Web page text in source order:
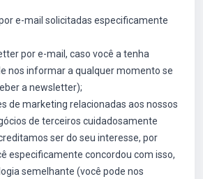
e-mail solicitadas especificamente
por e-mail, caso você a tenha
nos informar a qualquer momento se
a newsletter);
de marketing relacionadas aos nossos
de terceiros cuidadosamente
ser do seu interesse, por
especificamente concordou com isso,
semelhante (você pode nos